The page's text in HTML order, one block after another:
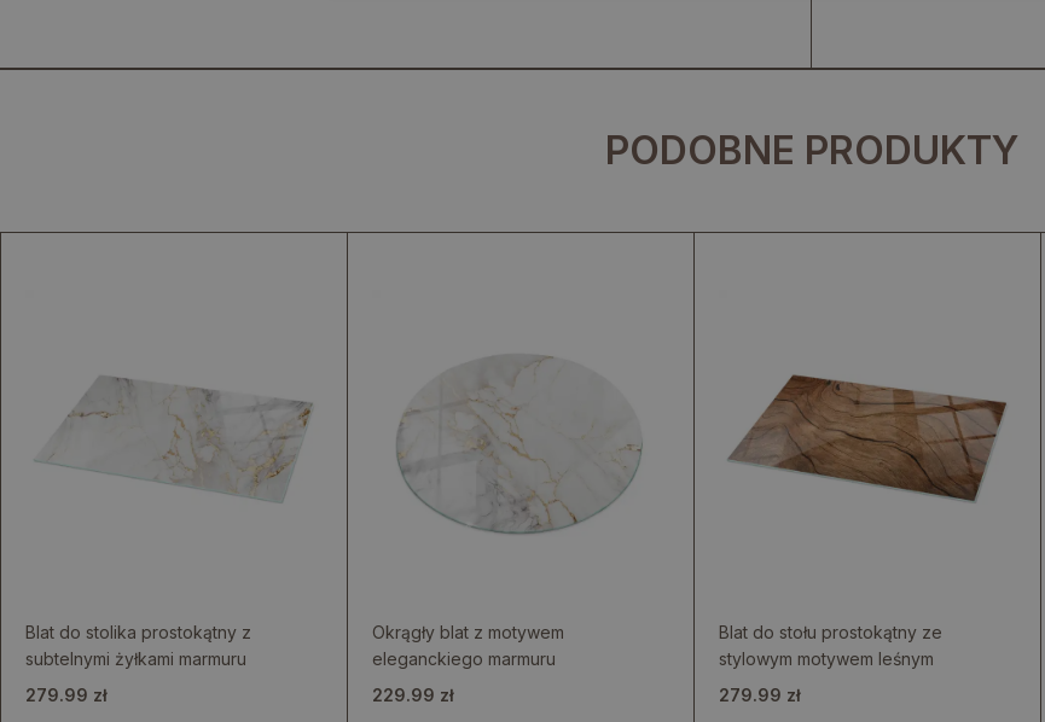
PODOBNE PRODUKTY
Blat do stolika prostokątny z
subtelnymi żyłkami marmuru
279.99 zł
Okrągły blat z motywem
eleganckiego marmuru
229.99 zł
Blat do stołu prostokątny ze
stylowym motywem leśnym
279.99 zł